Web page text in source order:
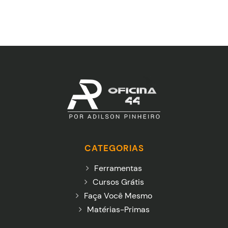
CATEGORIAS
Ferramentas
Cursos Grátis
Faça Você Mesmo
Matérias-Primas